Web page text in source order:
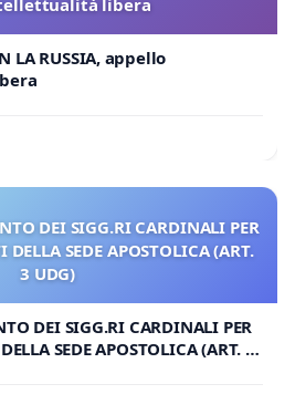
LA RUSSIA, appello
DEI SIGG.RI CARDINALI PER
SEDE APOSTOLICA (ART.
3 UDG)
DEI SIGG.RI CARDINALI PER
SEDE APOSTOLICA (ART. 3